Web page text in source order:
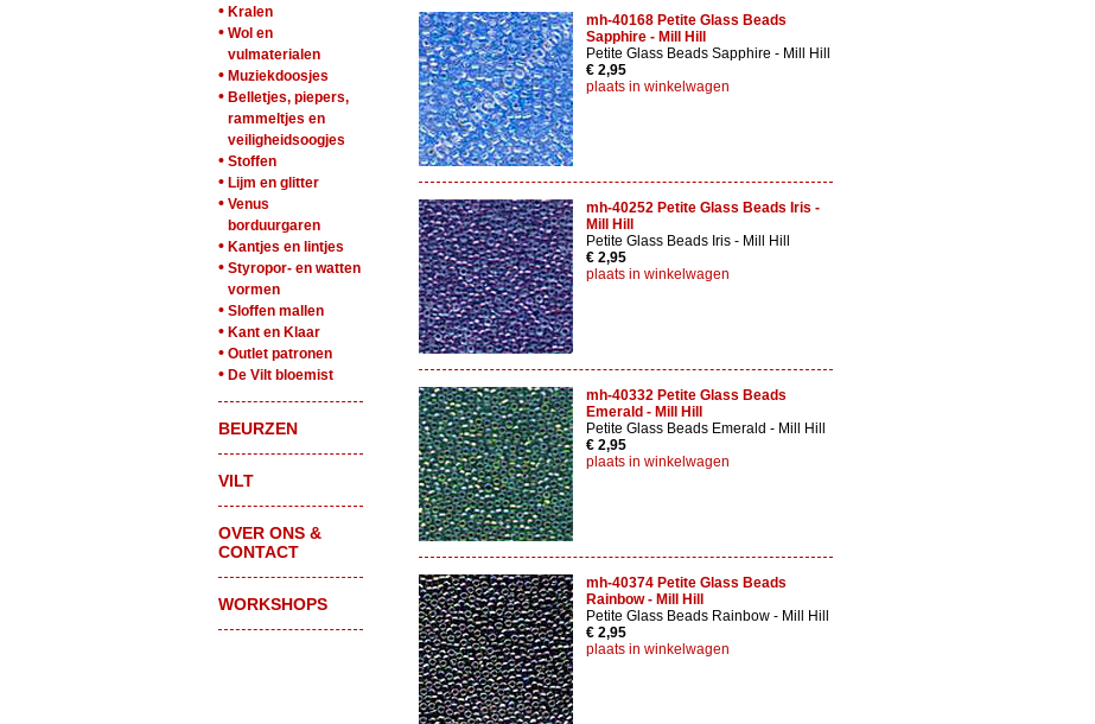
• Kralen
• Wol en
vulmaterialen
• Muziekdoosjes
• Belletjes, piepers,
rammeltjes en
veiligheidsoogjes
• Stoffen
• Lijm en glitter
• Venus
borduurgaren
• Kantjes en lintjes
• Styropor- en watten
vormen
• Sloffen mallen
• Kant en Klaar
• Outlet patronen
• De Vilt bloemist
BEURZEN
VILT
OVER ONS &
CONTACT
WORKSHOPS
mh-40168 Petite Glass Beads
Sapphire - Mill Hill
Petite Glass Beads Sapphire - Mill Hill
€ 2,95
plaats in winkelwagen
mh-40252 Petite Glass Beads Iris -
Mill Hill
Petite Glass Beads Iris - Mill Hill
€ 2,95
plaats in winkelwagen
mh-40332 Petite Glass Beads
Emerald - Mill Hill
Petite Glass Beads Emerald - Mill Hill
€ 2,95
plaats in winkelwagen
mh-40374 Petite Glass Beads
Rainbow - Mill Hill
Petite Glass Beads Rainbow - Mill Hill
€ 2,95
plaats in winkelwagen